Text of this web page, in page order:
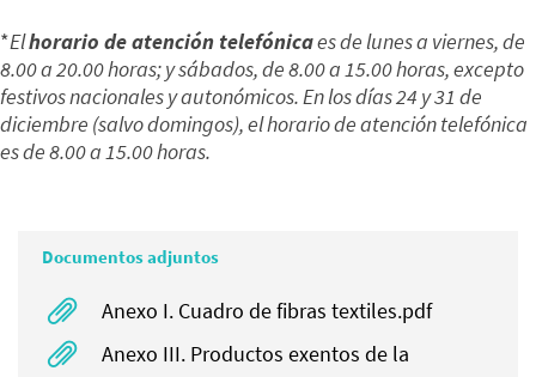
*Elhorario de atención telefónicaes de lunes a viernes, de
8.00 a 20.00 horas; y sábados, de 8.00 a 15.00 horas, excepto
festivos nacionales y autonómicos. En los días 24 y 31 de
diciembre (salvo domingos), el horario de atención telefónica
es de 8.00 a 15.00 horas.
Documentos adjuntos
Anexo I. Cuadro de fibras textiles.pdf
Anexo III. Productos exentos de la